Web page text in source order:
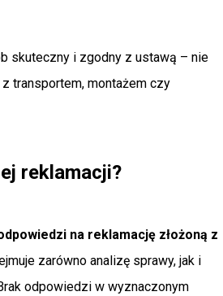
skuteczny i zgodny z ustawą – nie
transportem, montażem czy
reklamacji?
na reklamację złożoną z
zarówno analizę sprawy, jak i
odpowiedzi w wyznaczonym